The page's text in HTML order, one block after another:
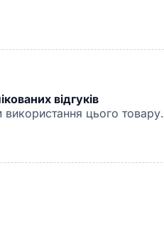
відгуків
цього товару.